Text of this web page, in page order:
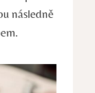
následně